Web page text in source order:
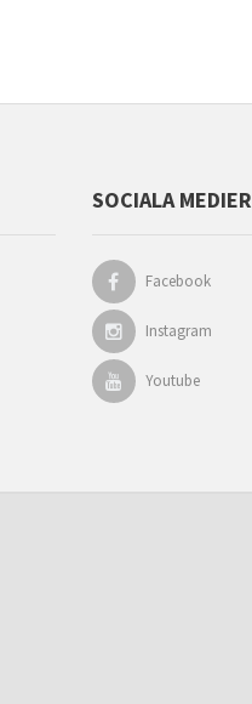
SOCIALA MEDIER
Facebook
Instagram
Youtube